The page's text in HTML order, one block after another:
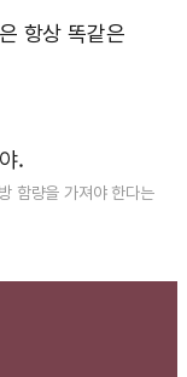
항상 똑같은
.
함량을 가져야 한다는